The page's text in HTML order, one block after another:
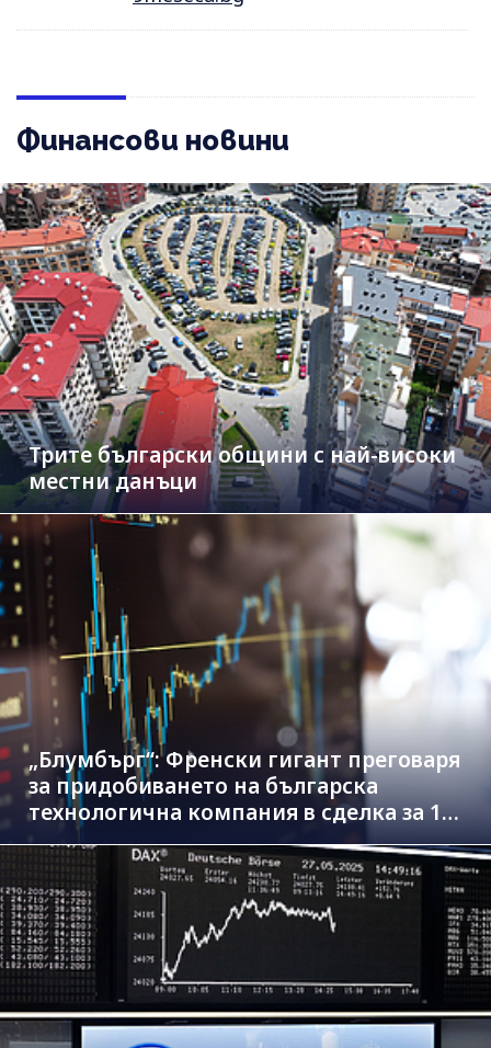
Финансови новини
Трите български общини с най-високи
местни данъци
„Блумбърг“: Френски гигант преговаря
за придобиването на българска
технологична компания в сделка за 1.3
млрд. евро